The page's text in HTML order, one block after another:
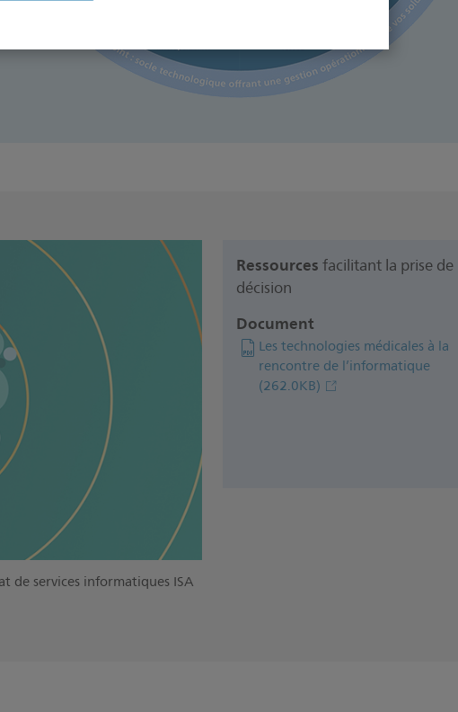
de services informatiques ISA
Ressourcesfacilitant la prise de
décision
Document
Les technologies médicales à la
rencontre de l’informatique
(262.0KB)